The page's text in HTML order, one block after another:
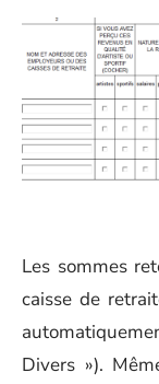
Les sommes
caisse de
Divers »).